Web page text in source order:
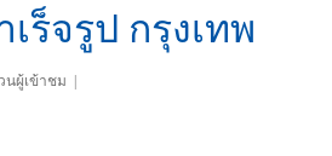
ร็จรูป กรุงเทพ
นผู้เข้าชม